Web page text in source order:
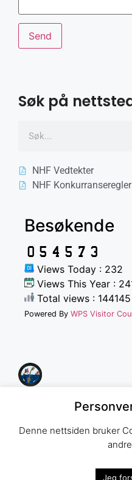
Søk på
NHF Vedtekter
NHF Konkurranseregler
Besøkende
Views Today : 232
Views This Year :
Total views : 144145
Powered By WPS Visitor
Denne nettsiden bruker
Jeg